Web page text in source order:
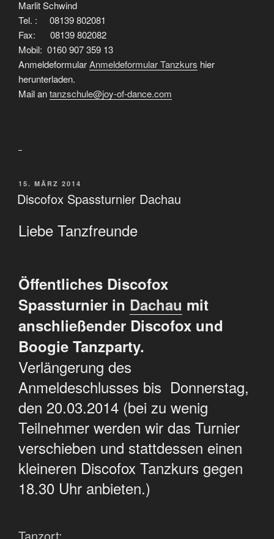
Marlit Schwind
Tel. : 08139 802081
Fax: 08139 802082
Mobil: 0160 907 359 13
AnmeldeformularAnmeldeformular Tanzkurs hier
herunterladen.
Mail antanzschule@joy-of-dance.com
VERÖFFENTLICHT
AM
15. MÄRZ 2014
Discofox Spassturnier Dachau
Liebe Tanzfreunde
Öffentliches Discofox
Spassturnier in Dachau mit
anschließender Discofox und
Boogie Tanzparty.
Verlängerung des
Anmeldeschlusses bis Donnerstag,
den 20.03.2014 (bei zu wenig
Teilnehmer werden wir das Turnier
verschieben und stattdessen einen
kleineren Discofox Tanzkurs gegen
18.30 Uhr anbieten.)